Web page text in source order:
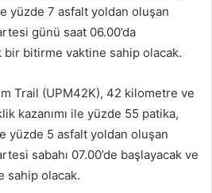
yüzde 7 asfalt yoldan oluşan
günü saat 06.00’da
bir bitirme vaktine sahip olacak.
Trail (UPM42K), 42 kilometre ve
kazanımı ile yüzde 55 patika,
yüzde 5 asfalt yoldan oluşan
sabahı 07.00’de başlayacak ve
sahip olacak.